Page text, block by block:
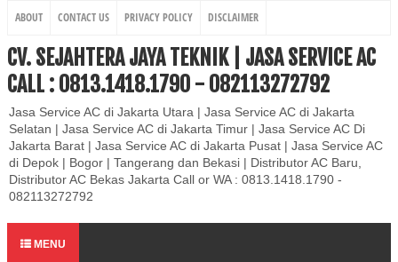
ABOUT CONTACT US PRIVACY POLICY DISCLAIMER
CV. SEJAHTERA JAYA TEKNIK | JASA SERVICE AC
CALL : 0813.1418.1790 - 082113272792
Jasa Service AC di Jakarta Utara | Jasa Service AC di Jakarta
Selatan | Jasa Service AC di Jakarta Timur | Jasa Service AC Di
Jakarta Barat | Jasa Service AC di Jakarta Pusat | Jasa Service AC
di Depok | Bogor | Tangerang dan Bekasi | Distributor AC Baru,
Distributor AC Bekas Jakarta Call or WA : 0813.1418.1790 -
082113272792
MENU